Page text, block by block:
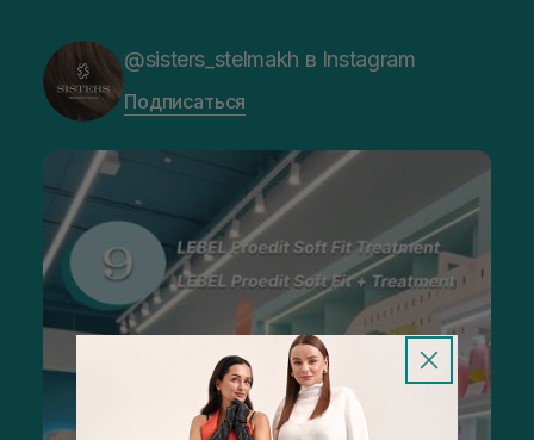
@sisters_stelmakh в Instagram
Подписаться